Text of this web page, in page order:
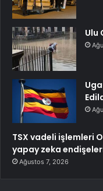
Ulu
TSX vadeli işlemleri
yapay zeka
Ağustos 7, 2026